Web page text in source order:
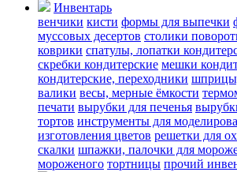
Инвентарь
венчики кисти формы для выпечки
муссовых десертов столики
коврики cпатулы, лопатки
скребки кондитерские мешки
кондитерские, переходники
валики весы, мерные ёмкости
печати вырубки для печенья
тортов инструменты для
изготовления цветов решетки для
скалки шпажки, палочки для
мороженого тортницы прочий